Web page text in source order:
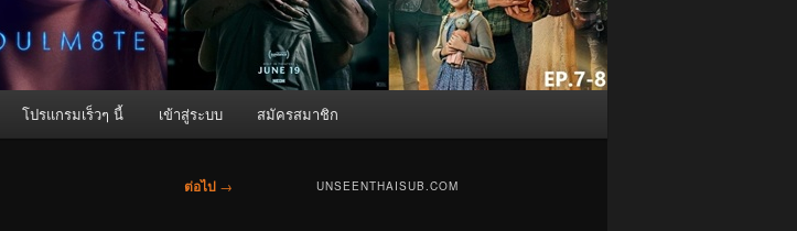
โปรแกรมเร็วๆ นี้ เข้าสู่ระบบ สมัครสมาชิก
ต่อไป → UNSEENTHAISUB.COM